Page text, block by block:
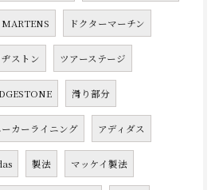
ドクターマーチン
ヂストン ツアーステージ
滑り部分
ーカーライニング アディダス
製法 マッケイ製法